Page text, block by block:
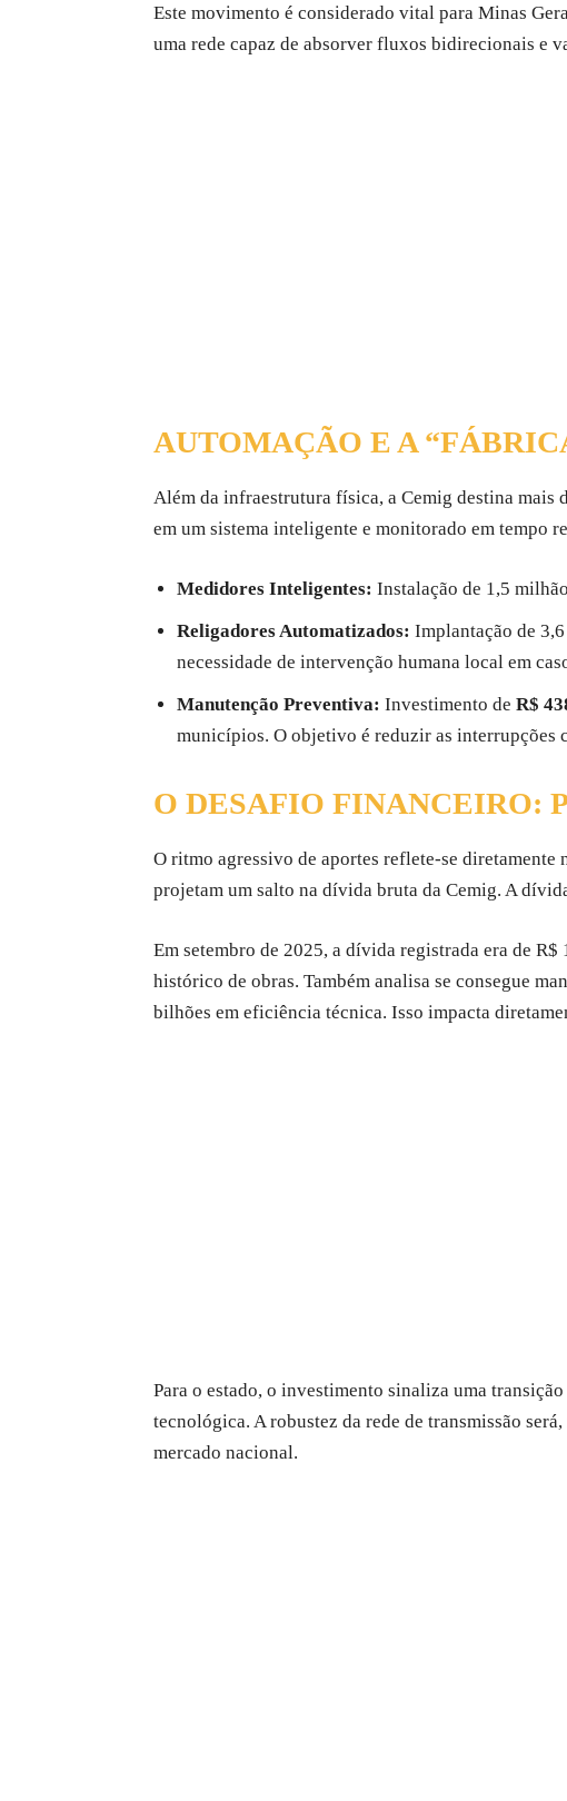
Este movimento é considerado vital para Minas
uma rede capaz de absorver fluxos bidirecionais e
AUTOMAÇÃO E A
Além da infraestrutura física, a Cemig destina mais
em um sistema inteligente e monitorado em tempo
Medidores Inteligentes: Instalação de 1,5
Religadores Automatizados: Implantação de
necessidade de intervenção humana local em
Manutenção Preventiva: Investimento de R$
municípios. O objetivo é reduzir as interrupções
O DESAFIO FINANCEIRO:
O ritmo agressivo de aportes reflete-se
projetam um salto na dívida bruta da Cemig. A
Em setembro de 2025, a dívida registrada era de
histórico de obras. Também analisa se consegue
bilhões em eficiência técnica. Isso impacta
Para o estado, o investimento sinaliza uma
tecnológica. A robustez da rede de transmissão
mercado nacional.